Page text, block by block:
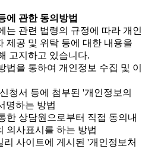
에 관한 동의방법
는 관련 법령의 규정에 따라 개인
제공 및 위탁 등에 대한 내용을
고지하고 있습니다.
법을 통하여 개인정보 수집 및 이
청서 등에 첨부된 '개인정보의
명하는 방법
한 상담원으로부터 직접 동의내
의사표시를 하는 방법
사이트에 게시된 '개인정보처